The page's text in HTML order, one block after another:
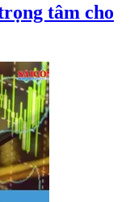
tâm cho